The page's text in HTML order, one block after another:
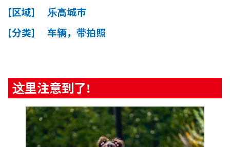
[区域] 乐高城市
[分类] 车辆，带拍照
这里注意到了!